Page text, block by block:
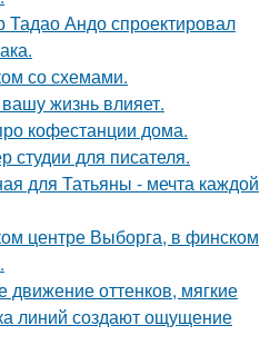
Тадао Андо спроектировал
со схемами.
жизнь влияет.
кофестанции дома.
для писателя.
для Татьяны - мечта каждой
центре Выборга, в финском
оттенков, мягкие
линий создают ощущение